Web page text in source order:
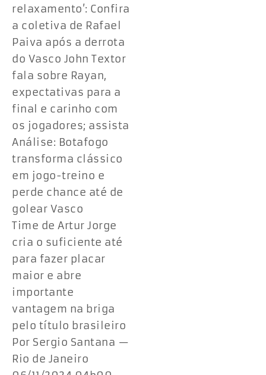
relaxamento’: Confira
a coletiva de Rafael
Paiva após a derrota
do Vasco John Textor
fala sobre Rayan,
expectativas para a
final e carinho com
os jogadores; assista
Análise: Botafogo
transforma clássico
em jogo-treino e
perde chance até de
golear Vasco
Time de Artur Jorge
cria o suficiente até
para fazer placar
maior e abre
importante
vantagem na briga
pelo título brasileiro
Por Sergio Santana —
Rio de Janeiro